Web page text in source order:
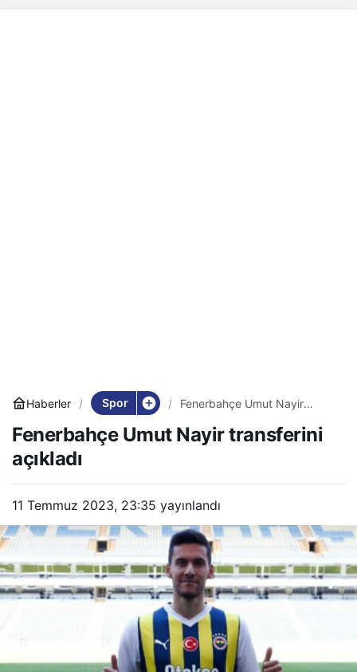
Haberler Spor
Fenerbahçe Umut Nayir
Fenerbahçe Umut Nayir transferini
açıkladı
11 Temmuz 2023, 23:35 yayınlandı